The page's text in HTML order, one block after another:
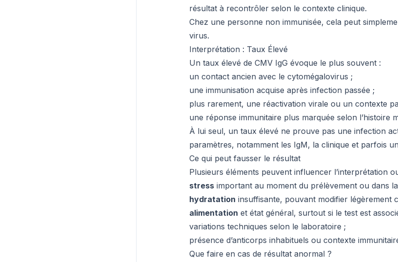
résultat à recontrôler selon le contexte clinique.
Chez une personne non immunisée, cela peut
virus.
Interprétation : Taux Élevé
Un taux élevé de CMV IgG évoque le plus souvent :
un contact ancien avec le cytomégalovirus ;
une immunisation acquise après infection passée ;
plus rarement, une réactivation virale ou un contexte
une réponse immunitaire plus marquée selon l’histoire
À lui seul, un taux élevé ne prouve pas une infection
paramètres, notamment les IgM, la clinique et parfois
Ce qui peut fausser le résultat
Plusieurs éléments peuvent influencer l’interprétation
stress important au moment du prélèvement ou dans
hydratation insuffisante, pouvant modifier légèrement
alimentation et état général, surtout si le test est
variations techniques selon le laboratoire ;
présence d’anticorps inhabituels ou contexte
Que faire en cas de résultat anormal ?